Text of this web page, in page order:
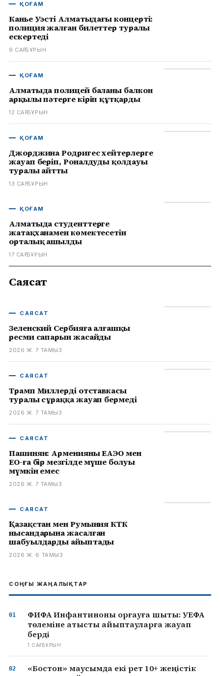
ҚОҒАМ
Канье Уэстің Алматыдағы концерті:
полиция жалған билеттер туралы
ескертеді
9 САҒ БҰРЫН
ҚОҒАМ
Алматыда полицей баланы балкон
арқылы пәтерге кіріп құтқарды
12 САҒ БҰРЫН
ҚОҒАМ
Джорджина Родригес хейтерлерге
жауап беріп, Роналдудың қолдауы
туралы айтты
13 САҒ БҰРЫН
ҚОҒАМ
Алматыда студенттерге
жатақханамен көмектесетін
орталық ашылды
17 САҒ БҰРЫН
Саясат
САЯСАТ
Зеленский Сербияға алғашқы
ресми сапарын жасайды
2026 Ж. 7 ТАМЫЗ
САЯСАТ
Трамп Миллердің отставкасы
туралы сұраққа жауап бермеді
2026 Ж. 7 ТАМЫЗ
САЯСАТ
Пашинян: Арменияның ЕАЭО мен
ЕО-ға бір мезгілде мүше болуы
мүмкін емес
2026 Ж. 7 ТАМЫЗ
САЯСАТ
Қазақстан мен Румыния КТК
нысандарына жасалған
шабуылдарды айыптады
2026 Ж. 6 ТАМЫЗ
СОҢҒЫ ЖАҢАЛЫҚТАР
ФИФА Инфантиноны қорғауға шықты: УЕФА
төлеміне қатысты айыптауларға жауап
берді
1 САҒ БҰРЫН
«Бостон» маусымда екі рет 10+ жеңістік